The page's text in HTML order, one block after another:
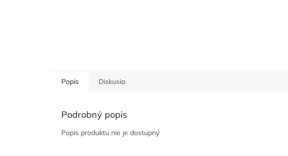
Popis Diskusia
Podrobný popis
Popis produktu nie je dostupný